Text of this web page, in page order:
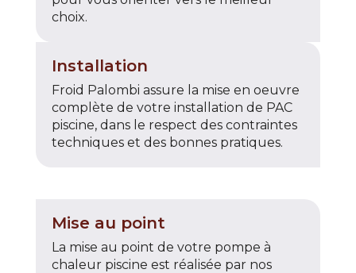
choix.
Installation
Froid Palombi assure la mise en oeuvre
complète de votre installation de PAC
piscine, dans le respect des contraintes
techniques et des bonnes pratiques.
Mise au point
La mise au point de votre pompe à
chaleur piscine est réalisée par nos